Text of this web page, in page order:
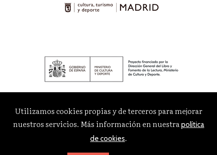
Utilizamos cookies propias y de terceros para mejorar
nuestros servicios. Más información en nuestrapolítica
de cookies.